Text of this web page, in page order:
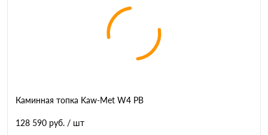
Каминная топка Kaw-Met W4 PB
128 590 руб. / шт